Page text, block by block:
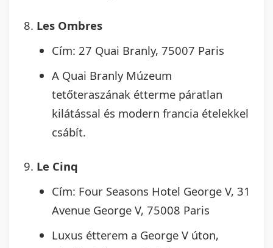
Les Ombres
Cím: 27 Quai Branly, 75007 Paris
A Quai Branly Múzeum
tetőteraszának étterme páratlan
kilátással és modern francia ételekkel
csábít.
Le Cinq
Cím: Four Seasons Hotel George V, 31
Avenue George V, 75008 Paris
Luxus étterem a George V úton,